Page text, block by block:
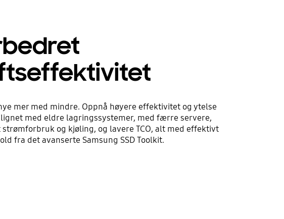
mer med mindre. Oppnå høyere effektivitet og ytelse
med eldre lagringssystemer, med færre servere,
og kjøling, og lavere TCO, alt med effektivt
fra det avanserte Samsung SSD Toolkit.